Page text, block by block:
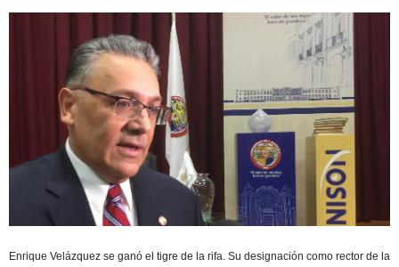
Enrique Velázquez se ganó el tigre de la rifa. Su designación como rector de la